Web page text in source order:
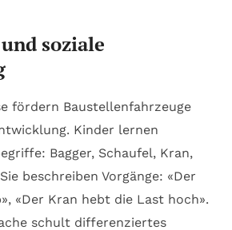
soziale
fördern Baustellenfahrzeuge
Kinder lernen
Bagger, Schaufel, Kran,
beschreiben Vorgänge: «Der
«Der Kran hebt die Last hoch».
schult differenziertes